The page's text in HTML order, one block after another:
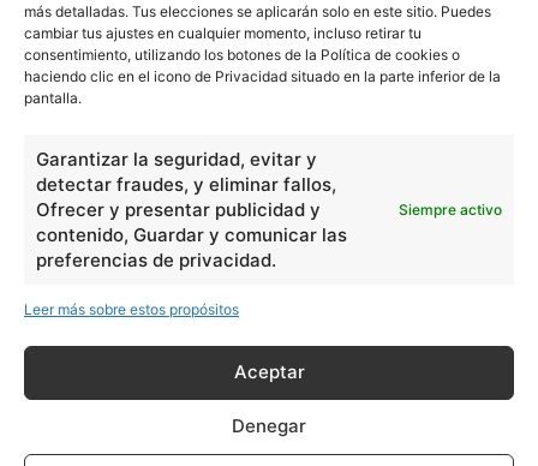
más detalladas. Tus elecciones se aplicarán solo en este sitio. Puedes
cambiar tus ajustes en cualquier momento, incluso retirar tu
consentimiento, utilizando los botones de la Política de cookies o
haciendo clic en el icono de Privacidad situado en la parte inferior de la
pantalla.
Garantizar la seguridad, evitar y
detectar fraudes, y eliminar fallos,
Ofrecer y presentar publicidad y
contenido, Guardar y comunicar las
preferencias de privacidad.
Siempre activo
Leer más sobre estos propósitos
Aceptar
Denegar
En Básico
Números romanos
Ángulos agudo, obtuso, recto y...
En Filosofía
Teoría de los Cuatro Elementos
En Historia